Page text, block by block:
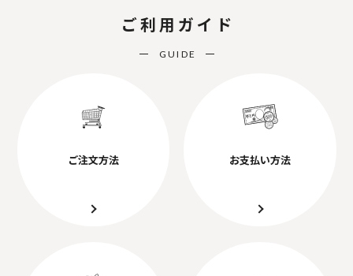
ご利用ガイド
GUIDE
ご注文方法 お支払い方法